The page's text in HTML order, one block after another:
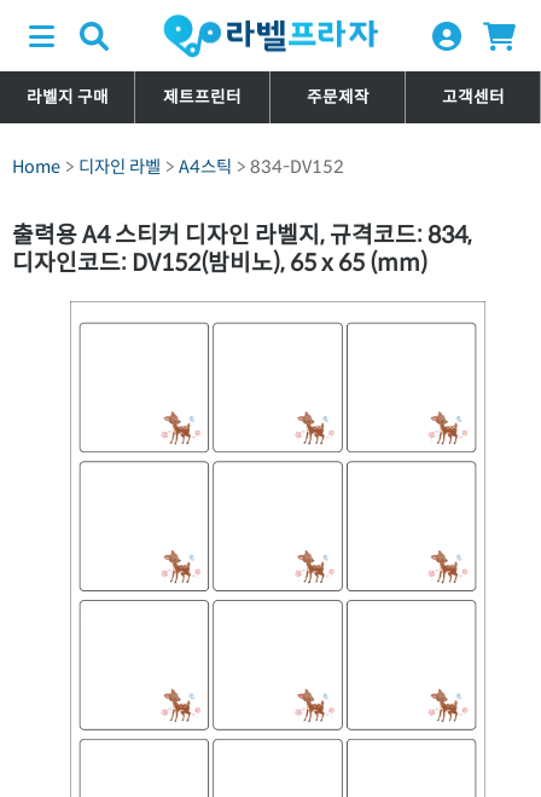
라벨지 구매 제트프린터 주문제작 고객센터
Home 디자인 라벨 A4스틱 834-DV152
출력용 A4 스티커 디자인 라벨지, 규격코드: 834,
디자인코드: DV152(밤비노), 65 x 65 (mm)